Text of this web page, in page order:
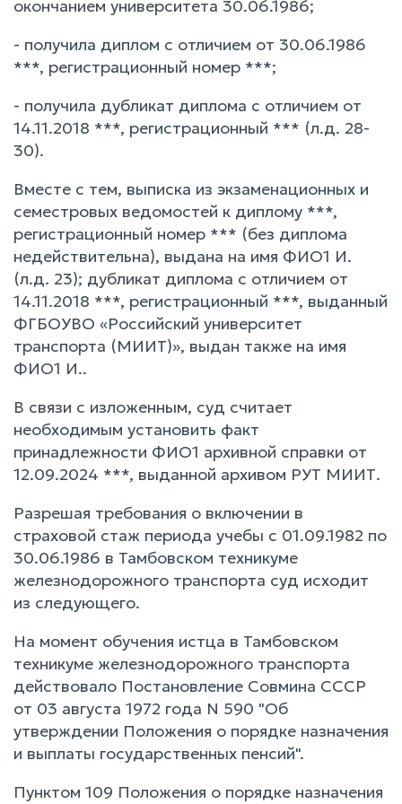
окончанием университета 30.06.1986;
- получила диплом с отличием от 30.06.1986
***, регистрационный номер ***;
- получила дубликат диплома с отличием от
14.11.2018 ***, регистрационный *** (л.д. 28-
30).
Вместе с тем, выписка из экзаменационных и
семестровых ведомостей к диплому ***,
регистрационный номер *** (без диплома
недействительна), выдана на имя ФИО1 И.
(л.д. 23); дубликат диплома с отличием от
14.11.2018 ***, регистрационный ***, выданный
ФГБОУВО «Российский университет
транспорта (МИИТ)», выдан также на имя
ФИО1 И..
В связи с изложенным, суд считает
необходимым установить факт
принадлежности ФИО1 архивной справки от
12.09.2024 ***, выданной архивом РУТ МИИТ.
Разрешая требования о включении в
страховой стаж периода учебы с 01.09.1982 по
30.06.1986 в Тамбовском техникуме
железнодорожного транспорта суд исходит
из следующего.
На момент обучения истца в Тамбовском
техникуме железнодорожного транспорта
действовало Постановление Совмина СССР
от 03 августа 1972 года N 590 "Об
утверждении Положения о порядке назначения
и выплаты государственных пенсий".
Пунктом 109 Положения о порядке назначения